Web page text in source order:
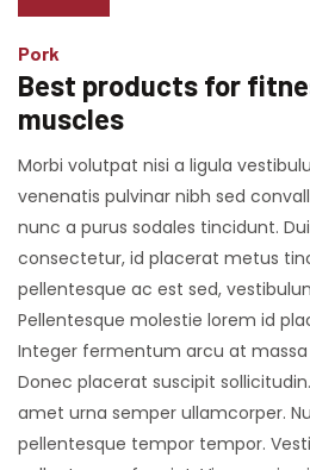
Pork
Best products for
muscles
Morbi volutpat nisi a ligula
venenatis pulvinar nibh sed
nunc a purus sodales tincidunt.
consectetur, id placerat metus
pellentesque ac est sed,
Pellentesque molestie lorem id
Integer fermentum arcu at
Donec placerat suscipit
amet urna semper ullamcorper.
pellentesque tempor tempor.